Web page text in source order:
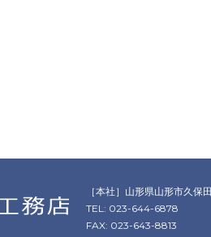
［本社］ 山形県山形市久保
TEL: 023-644-6878
FAX: 023-643-8813